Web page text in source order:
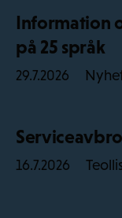
Information
på 25 språk
29.7.2026
16.7.2026